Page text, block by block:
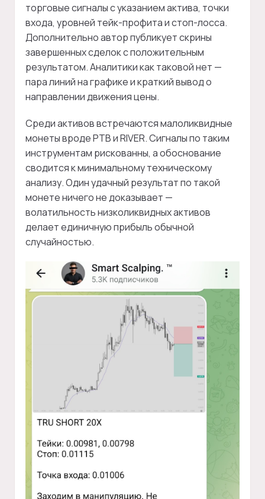
торговые сигналы с указанием актива, точки
входа, уровней тейк-профита и стоп-лосса.
Дополнительно автор публикует скрины
завершенных сделок с положительным
результатом. Аналитики как таковой нет —
пара линий на графике и краткий вывод о
направлении движения цены.
Среди активов встречаются малоликвидные
монеты вроде PTB и RIVER. Сигналы по таким
инструментам рискованны, а обоснование
сводится к минимальному техническому
анализу. Один удачный результат по такой
монете ничего не доказывает —
волатильность низколиквидных активов
делает единичную прибыль обычной
случайностью.